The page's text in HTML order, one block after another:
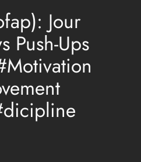
Jour
Push-Ups